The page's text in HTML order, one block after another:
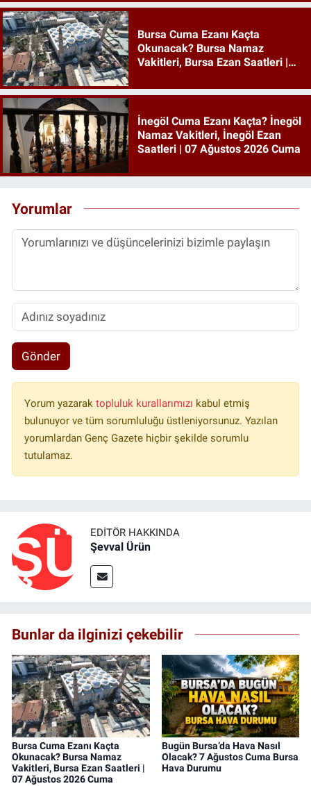
Bursa Cuma Ezanı Kaçta
Okunacak? Bursa Namaz
Vakitleri, Bursa Ezan Saatleri |
İnegöl Cuma Ezanı Kaçta? İnegöl
Namaz Vakitleri, İnegöl Ezan
Saatleri | 07 Ağustos 2026 Cuma
Yorumlar
Gönder
Yorum yazarak topluluk kurallarımızı kabul etmiş
bulunuyor ve tüm sorumluluğu üstleniyorsunuz. Yazılan
yorumlardan Genç Gazete hiçbir şekilde sorumlu
tutulamaz.
EDITÖR HAKKINDA
Şevval Ürün
Bunlar da ilginizi çekebilir
Bursa Cuma Ezanı Kaçta
Okunacak? Bursa Namaz
Vakitleri, Bursa Ezan Saatleri |
07 Ağustos 2026 Cuma
Bugün Bursa’da Hava Nasıl
Olacak? 7 Ağustos Cuma Bursa
Hava Durumu